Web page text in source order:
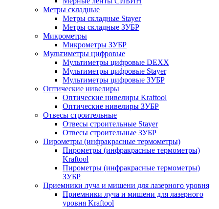
Метры складные
Метры складные Stayer
Метры складные ЗУБР
Микрометры
Микрометры ЗУБР
Мультиметры цифровые
Мультиметры цифровые DEXX
Мультиметры цифровые Stayer
Мультиметры цифровые ЗУБР
Оптические нивелиры
Оптические нивелиры Kraftool
Оптические нивелиры ЗУБР
Отвесы строительные
Отвесы строительные Stayer
Отвесы строительные ЗУБР
Пирометры (инфракрасные термометры)
Пирометры (инфракрасные термометры)
Kraftool
Пирометры (инфракрасные термометры)
ЗУБР
Приемники луча и мишени для лазерного уровня
Приемники луча и мишени для лазерного
уровня Kraftool